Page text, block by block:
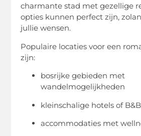
charmante stad met gezellige
opties kunnen perfect zijn,
jullie wensen.
Populaire locaties voor een
zijn:
bosrijke gebieden met
wandelmogelijkheden
kleinschalige hotels of
accommodaties met